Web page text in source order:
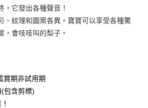
，它發出各種聲音！
、紋理和圖案各異。寶寶可以享受各種驚
，會吱吱叫的梨子。
賞期非試用期
包含剪標)